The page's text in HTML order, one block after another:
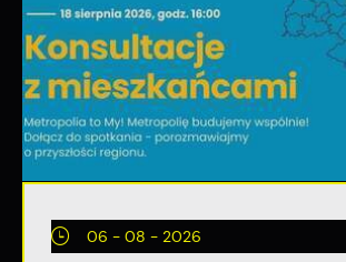
06 - 08 - 2026